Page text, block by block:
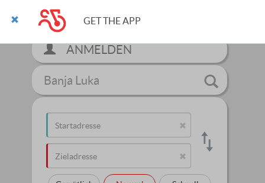
ANMELDEN
Banja Luka
GET THE APP